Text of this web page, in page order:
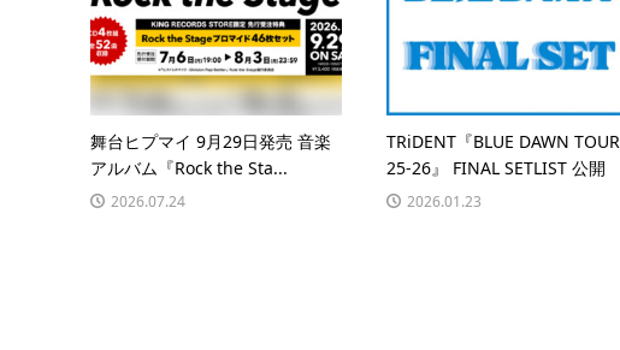
舞台ヒプマイ 9月29日発売 音楽
アルバム『Rock the Sta...
2026.07.24
TRiDENT『BLUE DAWN TOUR
25-26』 FINAL SETLIST 公開
2026.01.23